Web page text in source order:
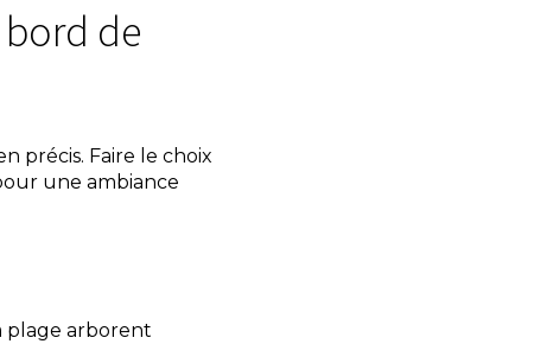
de
précis. Faire le choix
une ambiance
plage arborent